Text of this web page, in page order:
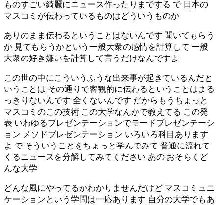
ものすごい綺麗にニュース作ったりまでする で 日本の
マスコミが伝わっているものはどういうものか
ありのまま伝わるということはないんです 聞いてもらう
か 見てもらうかという一般大衆の感情を計算して 一般
大衆の好き嫌いを計算して言うだけなんですよ
この世の中にこういうふうな出来事が起きているんだと
いうことは その通りで客観的に伝わるということはまる
っきりないんです 全くないんです だからもうちょっと
マスコミのこの技術 この大学なんかで教えてる この発
表 いわゆるプレゼンテーションでモードプレゼンテーシ
ョン メソドプレゼンテーション いろいろ科目あります
よ で そういうことをちょっと学んでみて 普通に流れて
くるニュースを分解してみてください あの おそらくど
んな大学
どんな風にやってるかわかりませんだけど マスコミュニ
ケーションという学問は一応あります 自分の大学でもあ